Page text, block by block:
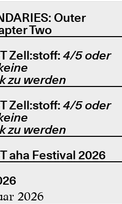
Outer
Two
Zell:stoff: 4/5 oder
zu werden
Zell:stoff: 4/5 oder
zu werden
aha Festival 2026
2026